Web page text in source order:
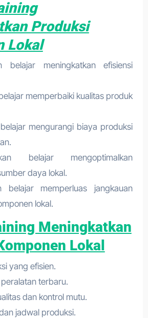
Produksi
Lokal
belajar meningkatkan efisiensi
memperbaiki kualitas produk
mengurangi biaya produksi
belajar mengoptimalkan
daya lokal.
belajar memperluas jangkauan
lokal.
Meningkatkan
Lokal
yang efisien.
terbaru.
dan kontrol mutu.
jadwal produksi.